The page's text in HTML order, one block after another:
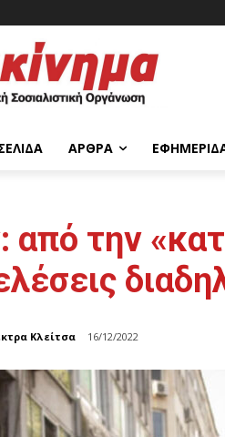
ΆΡΘΡΑ
από την
Κλείτσα 16/12/2022